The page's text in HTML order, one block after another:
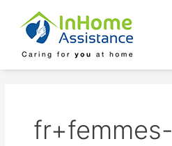
content
fr+femmes-